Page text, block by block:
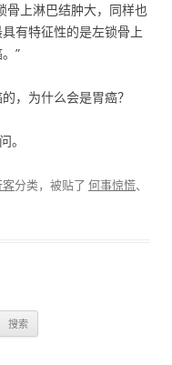
骨上淋巴结肿大，同样也
有特征性的是左锁骨上
”
，为什么会是胃癌？
。
客分类，被贴了 何事惊慌、